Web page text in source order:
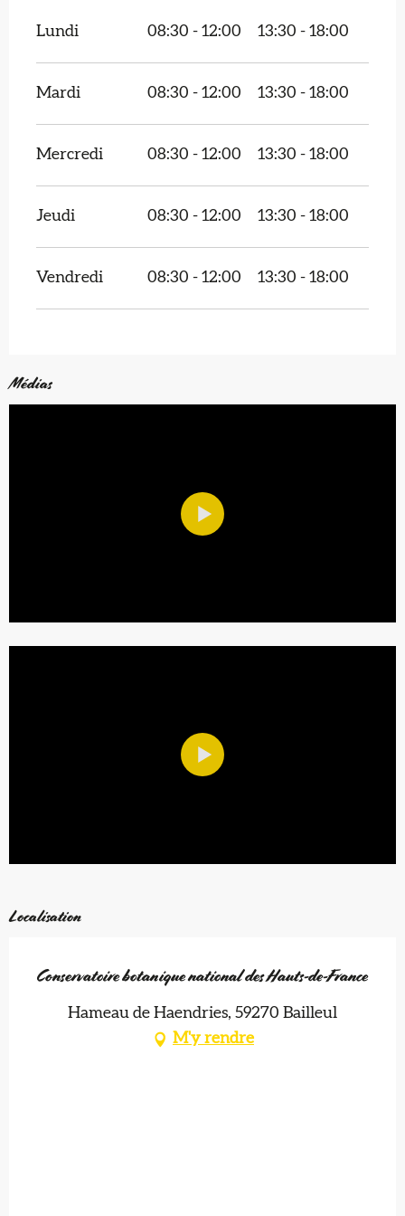
Lundi 08:30 - 12:00 13:30 - 18:00
Mardi 08:30 - 12:00 13:30 - 18:00
Mercredi 08:30 - 12:00 13:30 - 18:00
Jeudi 08:30 - 12:00 13:30 - 18:00
Vendredi 08:30 - 12:00 13:30 - 18:00
Médias
Localisation
Conservatoire botanique national des Hauts-de-France
Hameau de Haendries, 59270 Bailleul
M'y rendre